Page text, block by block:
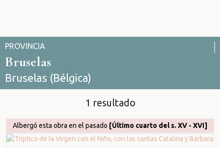
PROVINCIA
Bruselas
Bruselas (Bélgica)
1 resultado
Albergó esta obra en el pasado [Último cuarto del s. XV - XVI]